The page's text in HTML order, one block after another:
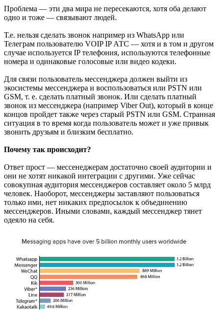
Проблема — эти два мира не пересекаются, хотя оба делают
одно и тоже — связывают людей.
Т.е. нельзя сделать звонок например из WhatsApp или
Телеграм пользователю VOIP IP АТС — хотя и в том и другом
случае используется IP телефония, используются телефонные
номера и одинаковые голосовые или видео кодеки.
Для связи пользователь мессенджера должен выйти из
экосистемы мессенджера и воспользоваться или PSTN или
GSM, т. е. сделать платный звонок. Или сделать платный
звонок из мессенджера (например Viber Out), который в конце
концов пройдет также через старый PSTN или GSM. Странная
ситуация в то время когда пользователь может и уже привык
звонить друзьям и близким бесплатно.
Почему так происходит?
Ответ прост — мессенеджерам достаточно своей аудитории и
они не хотят никакой интеграции с другими. Уже сейчас
совокупная аудитория мессенджеров составляет около 5 млрд
человек. Наоборот, мессенджеры заставляют пользоваться
только ими, нет никаких предпосылок к объединению
мессенджеров. Иными словами, каждый мессенджер тянет
одеяло на себя.